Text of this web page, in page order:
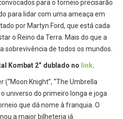
para o torneio precisarão
para lidar com uma ameaça em
por Martyn Ford, que está cada
o Reino da Terra. Mais do que a
sobrevivência de todos os mundos.
Kombat 2” dublado no link.
Knight”, “The Umbrella
universo do primeiro longa e joga
que dá nome à franquia. O
a maior bilheteria já